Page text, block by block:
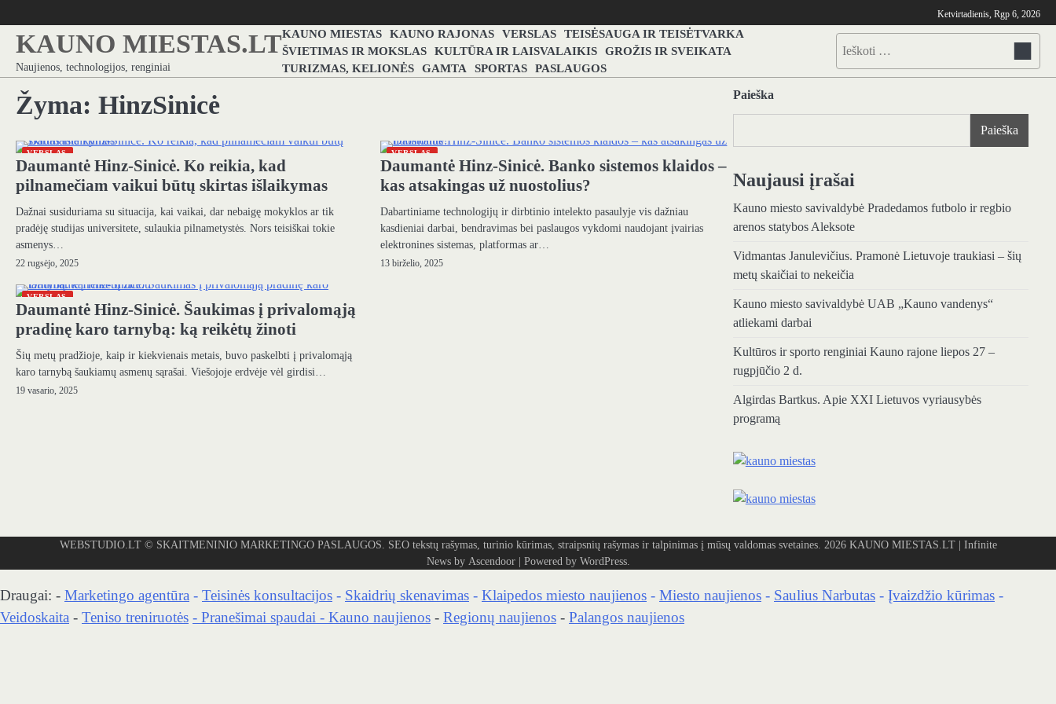
to
content
Ketvirtadienis, Rgp 6, 2026
KAUNO MIESTAS.LT
Naujienos, technologijos, renginiai
KAUNO MIESTAS KAUNO RAJONAS VERSLAS TEISĖSAUGA IR TEISĖTVARKA
ŠVIETIMAS IR MOKSLAS KULTŪRA IR LAISVALAIKIS GROŽIS IR SVEIKATA
TURIZMAS, KELIONĖS GAMTA SPORTAS PASLAUGOS
Ieškoti:
Žyma: HinzSinicė
VERSLAS
Daumantė Hinz-Sinicė. Ko reikia, kad
pilnamečiam vaikui būtų skirtas išlaikymas
Dažnai susiduriama su situacija, kai vaikai, dar nebaigę mokyklos ar tik
pradėję studijas universitete, sulaukia pilnametystės. Nors teisiškai tokie
asmenys…
22 rugsėjo, 2025
VERSLAS
Daumantė Hinz-Sinicė. Banko sistemos klaidos –
kas atsakingas už nuostolius?
Dabartiniame technologijų ir dirbtinio intelekto pasaulyje vis dažniau
kasdieniai darbai, bendravimas bei paslaugos vykdomi naudojant įvairias
elektronines sistemas, platformas ar…
13 birželio, 2025
VERSLAS
Daumantė Hinz-Sinicė. Šaukimas į privalomąją
pradinę karo tarnybą: ką reikėtų žinoti
Šių metų pradžioje, kaip ir kiekvienais metais, buvo paskelbti į privalomąją
karo tarnybą šaukiamų asmenų sąrašai. Viešojoje erdvėje vėl girdisi…
19 vasario, 2025
Paieška
Paieška
Naujausi įrašai
Kauno miesto savivaldybė Pradedamos futbolo ir regbio
arenos statybos Aleksote
Vidmantas Janulevičius. Pramonė Lietuvoje traukiasi – šių
metų skaičiai to nekeičia
Kauno miesto savivaldybė UAB „Kauno vandenys“
atliekami darbai
Kultūros ir sporto renginiai Kauno rajone liepos 27 –
rugpjūčio 2 d.
Algirdas Bartkus. Apie XXI Lietuvos vyriausybės
programą
WEBSTUDIO.LT© SKAITMENINIO MARKETINGO PASLAUGOS. SEO tekstų rašymas, turinio kūrimas, straipsnių rašymas ir talpinimas į mūsų valdomas svetaines. 2026 KAUNO MIESTAS.LT| Infinite
News by Ascendoor| Powered by WordPress.
Draugai: - Marketingo agentūra - Teisinės konsultacijos - Skaidrių skenavimas - Klaipedos miesto naujienos - Miesto naujienos - Saulius Narbutas - Įvaizdžio kūrimas -
Veidoskaita - Teniso treniruotės - Pranešimai spaudai - Kauno naujienos - Regionų naujienos - Palangos naujienos